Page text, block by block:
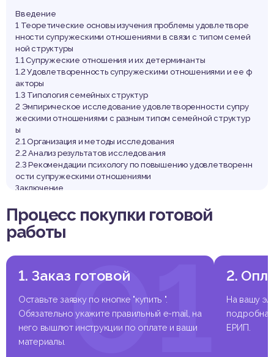
Введение
1 Теоретические основы изучения проблемы удовлетворе
нности супружескими отношениями в связи с типом семей
ной структуры
1.1 Супружеские отношения и их детерминанты
1.2 Удовлетворенность супружескими отношениями и ее ф
акторы
1.3 Типология семейных структур
2 Эмпирическое исследование удовлетворенности супру
жескими отношениями с разным типом семейной структур
ы
2.1 Организация и методы исследования
2.2 Анализ результатов исследования
2.3 Рекомендации психологу по повышению удовлетворенн
ости супружескими отношениями
Заключение
Приложение А
Приложение Б
Выдержка из работы
Введение
В настоящее проблема укрепления брака и улучшения бра
чной структуры населения имеет важнейшее государстве
Процесс покупки готовой
работы
01
1. Заказ готовой
Оставьте заявку по кнопке "купить ".
Обязательно укажите правильный e-mail, на
него вышлют инструкции по оплате и ваши
материалы.
2.
На вашу
подробная
ЕРИП.